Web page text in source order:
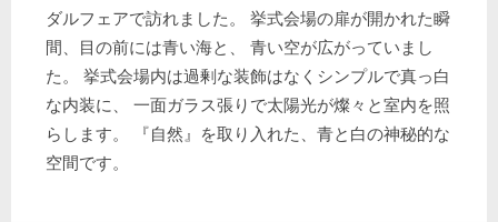
ダルフェアで訪れました。 挙式会場の扉が開かれた瞬
間、目の前には青い海と、 青い空が広がっていまし
た。 挙式会場内は過剰な装飾はなくシンプルで真っ白
な内装に、 一面ガラス張りで太陽光が燦々と室内を照
らします。 『自然』を取り入れた、青と白の神秘的な
空間です。